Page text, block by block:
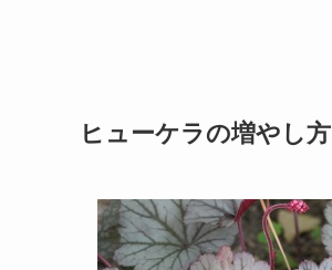
ヒューケラの増やし方